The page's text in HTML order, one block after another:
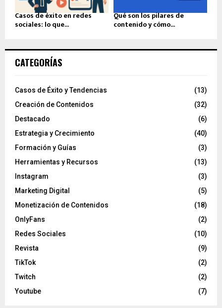
Casos de éxito en redes
sociales: lo que...
Qué son los pilares de
contenido y cómo...
CATEGORÍAS
Casos de Éxito y Tendencias
(13)
Creación de Contenidos
(32)
Destacado
(6)
Estrategia y Crecimiento
(40)
Formación y Guías
(3)
Herramientas y Recursos
(13)
Instagram
(3)
Marketing Digital
(5)
Monetización de Contenidos
(18)
OnlyFans
(2)
Redes Sociales
(10)
Revista
(9)
TikTok
(2)
Twitch
(2)
Youtube
(7)